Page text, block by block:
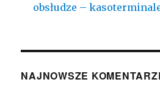
obsłudze –
NAJNOWSZE